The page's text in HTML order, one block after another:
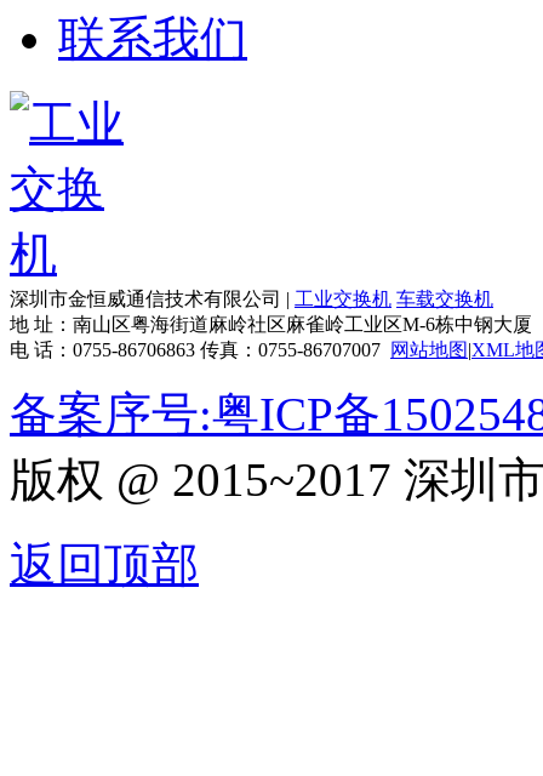
联系我们
深圳市金恒威通信技术有限公司 | 工业交换机 车载交换机
地 址：南山区粤海街道麻岭社区麻雀岭工业区M-6栋中钢大厦
电 话：0755-86706863 传真：0755-86707007 网站地图|XML地
备案序号:粤ICP备
版权 @ 2015~2017 深圳
返回顶部